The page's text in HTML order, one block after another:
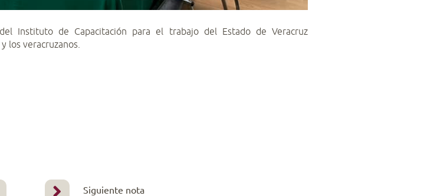
Instituto de Capacitación para el trabajo del Estado de Veracruz
los veracruzanos.
Siguiente nota